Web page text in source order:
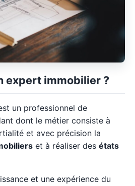
expert immobilier ?
un professionnel de
dont le métier consiste à
et avec précision la
et à réaliser des états
et une expérience du